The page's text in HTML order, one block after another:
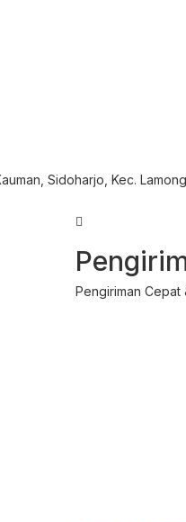
Sidoharjo, Kec.
Pengiriman Cepat